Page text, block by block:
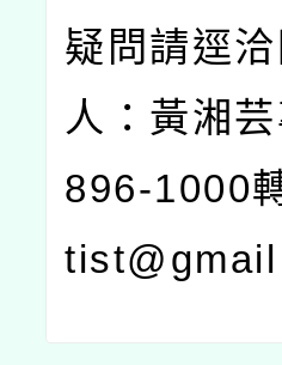
疑問請逕
人：黃湘
896-1000